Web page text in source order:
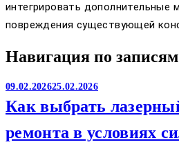
интегрировать дополнительные
повреждения существующей
Навигация по записям
09.02.202625.02.2026
Как выбрать
ремонта в условиях